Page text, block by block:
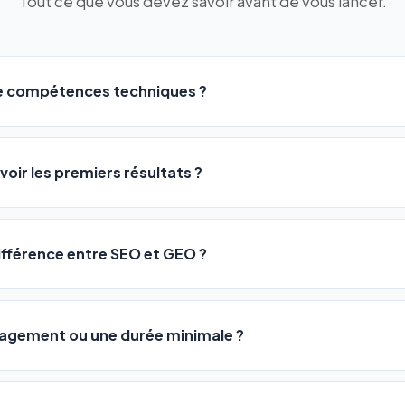
compétences techniques ?
a été conçu pour être accessible àtous les profils:
ou agences. Pas de code, pas de configuration complexe —
votre activité, et le logiciel gère tout en automatique
les premiers résultats ?
observent une amélioration de leur positionnement en4
entre SEO et GEO ?
vous positionne sur les moteurs classiques :
Optimization) va plus loin : il fait en sorte que les IA
citent comme référence dans leurs réponses. Notre
ou une durée minimale ?
nos packs sont résiliables à tout moment, directement